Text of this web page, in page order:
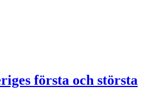
första och största